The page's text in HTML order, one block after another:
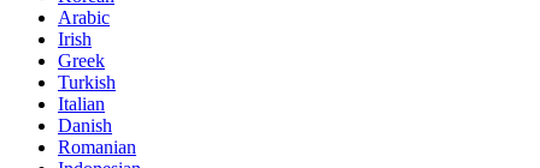
Arabic
Irish
Greek
Turkish
Italian
Danish
Romanian